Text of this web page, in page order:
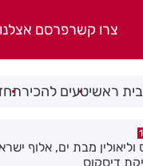
צרו קשרפרסם אצלנו
ראשיטעים להכיר
רגל נפגעה מרכב במרכז
לציון